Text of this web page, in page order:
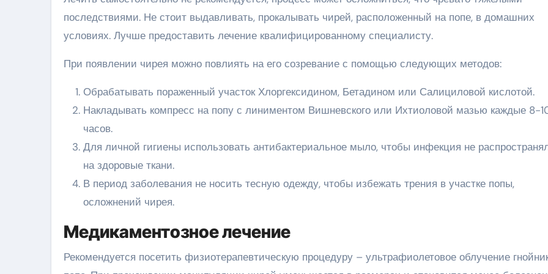
последствиями. Не стоит выдавливать, прокалывать чирей, расположенный на попе, в домашних
условиях. Лучше предоставить лечение квалифицированному специалисту.
При появлении чирея можно повлиять на его созревание с помощью следующих методов:
Обрабатывать пораженный участок Хлоргексидином, Бетадином или Салициловой кислотой.
Накладывать компресс на попу с линиментом Вишневского или Ихтиоловой мазью каждые 8-
часов.
Для личной гигиены использовать антибактериальное мыло, чтобы инфекция не
на здоровые ткани.
В период заболевания не носить тесную одежду, чтобы избежать трения в участке попы,
осложнений чирея.
Медикаментозное лечение
Рекомендуется посетить физиотерапевтическую процедуру – ультрафиолетовое облучение